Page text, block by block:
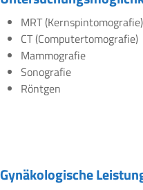
MRT (Kernspintomografie)
CT (Computertomografie)
Mammografie
Sonografie
Röntgen
Gynäkologische